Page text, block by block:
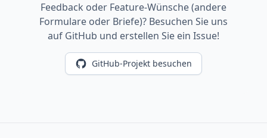
Feedback oder Feature-Wünsche (andere
Formulare oder Briefe)? Besuchen Sie uns
auf GitHub und erstellen Sie ein Issue!
GitHub-Projekt besuchen